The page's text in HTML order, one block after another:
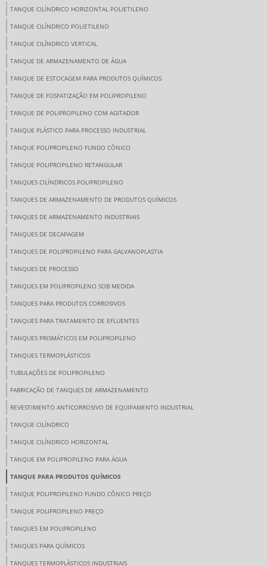
TANQUE CILÍNDRICO HORIZONTAL POLIETILENO
TANQUE CILÍNDRICO POLIETILENO
TANQUE CILÍNDRICO VERTICAL
TANQUE DE ARMAZENAMENTO DE ÁGUA
TANQUE DE ESTOCAGEM PARA PRODUTOS QUÍMICOS
TANQUE DE FOSFATIZAÇÃO EM POLIPROPILENO
TANQUE DE POLIPROPILENO COM AGITADOR
TANQUE PLÁSTICO PARA PROCESSO INDUSTRIAL
TANQUE POLIPROPILENO FUNDO CÔNICO
TANQUE POLIPROPILENO RETANGULAR
TANQUES CILÍNDRICOS POLIPROPILENO
TANQUES DE ARMAZENAMENTO DE PRODUTOS QUÍMICOS
TANQUES DE ARMAZENAMENTO INDUSTRIAIS
TANQUES DE DECAPAGEM
TANQUES DE POLIPROPILENO PARA GALVANOPLASTIA
TANQUES DE PROCESSO
TANQUES EM POLIPROPILENO SOB MEDIDA
TANQUES PARA PRODUTOS CORROSIVOS
TANQUES PARA TRATAMENTO DE EFLUENTES
TANQUES PRISMÁTICOS EM POLIPROPILENO
TANQUES TERMOPLÁSTICOS
TUBULAÇÕES DE POLIPROPILENO
FABRICAÇÃO DE TANQUES DE ARMAZENAMENTO
REVESTIMENTO ANTICORROSIVO DE EQUIPAMENTO INDUSTRIAL
TANQUE CILÍNDRICO
TANQUE CILÍNDRICO HORIZONTAL
TANQUE EM POLIPROPILENO PARA ÁGUA
TANQUE PARA PRODUTOS QUÍMICOS
TANQUE POLIPROPILENO FUNDO CÔNICO PREÇO
TANQUE POLIPROPILENO PREÇO
TANQUES EM POLIPROPILENO
TANQUES PARA QUÍMICOS
TANQUES TERMOPLÁSTICOS INDUSTRIAIS